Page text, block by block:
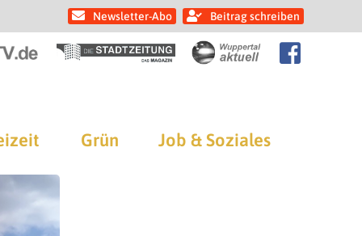
Newsletter-Abo Beitrag schreiben
Grün Job & Soziales